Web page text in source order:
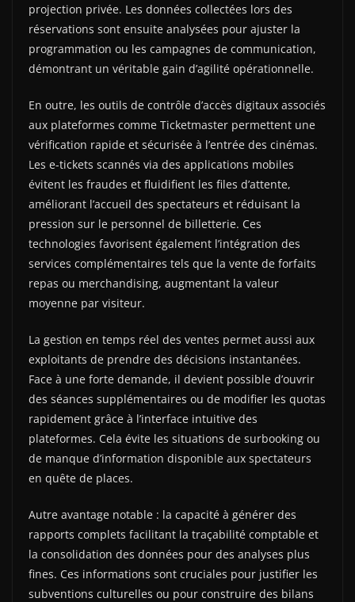
projection privée. Les données collectées lors des
réservations sont ensuite analysées pour ajuster la
programmation ou les campagnes de communication,
démontrant un véritable gain d’agilité opérationnelle.
En outre, les outils de contrôle d’accès digitaux associés
aux plateformes comme Ticketmaster permettent une
vérification rapide et sécurisée à l’entrée des cinémas.
Les e-tickets scannés via des applications mobiles
évitent les fraudes et fluidifient les files d’attente,
améliorant l’accueil des spectateurs et réduisant la
pression sur le personnel de billetterie. Ces
technologies favorisent également l’intégration des
services complémentaires tels que la vente de forfaits
repas ou merchandising, augmentant la valeur
moyenne par visiteur.
La gestion en temps réel des ventes permet aussi aux
exploitants de prendre des décisions instantanées.
Face à une forte demande, il devient possible d’ouvrir
des séances supplémentaires ou de modifier les quotas
rapidement grâce à l’interface intuitive des
plateformes. Cela évite les situations de surbooking ou
de manque d’information disponible aux spectateurs
en quête de places.
Autre avantage notable : la capacité à générer des
rapports complets facilitant la traçabilité comptable et
la consolidation des données pour des analyses plus
fines. Ces informations sont cruciales pour justifier les
subventions culturelles ou pour construire des bilans